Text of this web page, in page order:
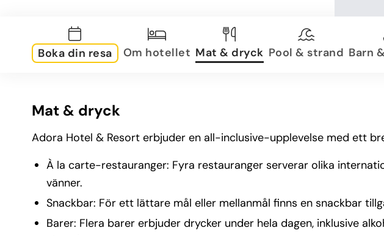
Boka din resa Om hotellet Mat & dryck Pool & strand Barn
Mat & dryck
Adora Hotel & Resort erbjuder en all-inclusive-upplevelse med ett
À la carte-restauranger: Fyra restauranger serverar olika
vänner.
Snackbar: För ett lättare mål eller mellanmål finns en snackbar
Barer: Flera barer erbjuder drycker under hela dagen, inklusive